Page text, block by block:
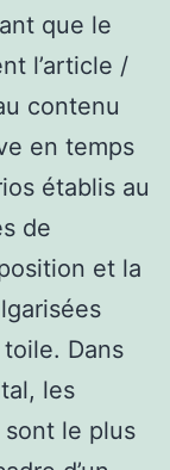
que le
l’article /
contenu
en temps
établis au
de
et la
Dans
les
le plus